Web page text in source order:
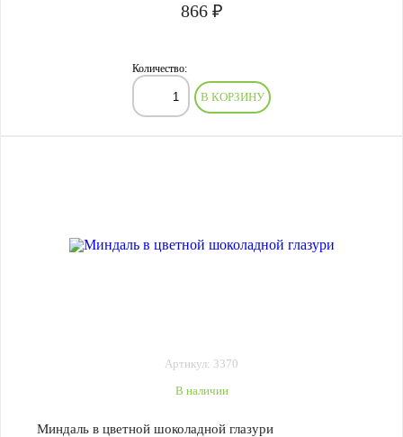
866 ₽
Количество:
В КОРЗИНУ
Артикул: 3370
В наличии
Миндаль в цветной шоколадной глазури